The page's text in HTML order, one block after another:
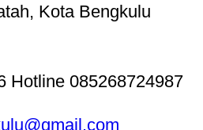
Kota Bengkulu
Hotline 085268724987